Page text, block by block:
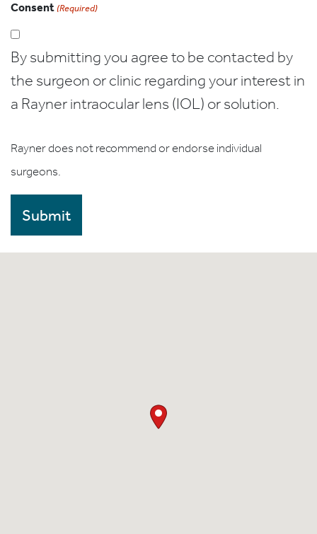
Consent (Required)
By submitting you agree to be contacted by
the surgeon or clinic regarding your interest in
a Rayner intraocular lens (IOL) or solution.
Rayner does not recommend or endorse individual
surgeons.